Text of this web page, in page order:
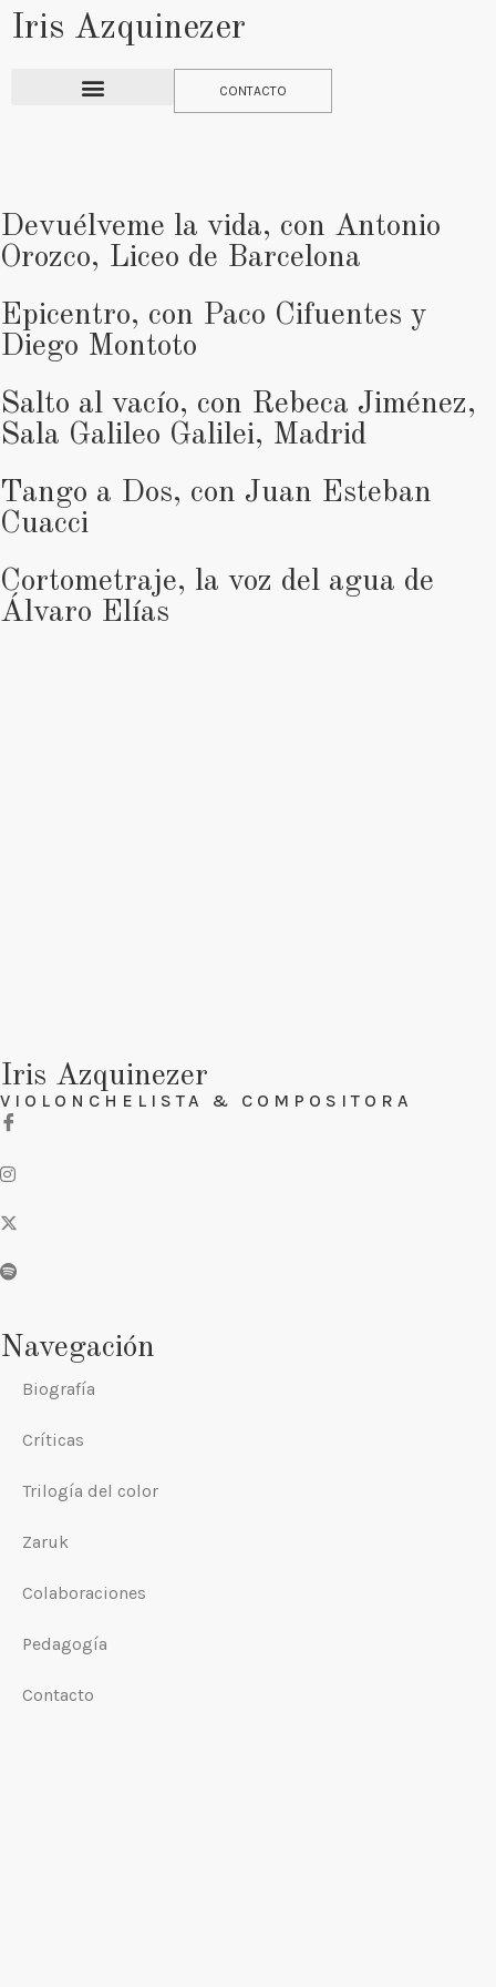
Iris Azquinezer
CONTACTO
Devuélveme la vida, con Antonio
Orozco, Liceo de Barcelona
Epicentro, con Paco Cifuentes y
Diego Montoto
Salto al vacío, con Rebeca Jiménez,
Sala Galileo Galilei, Madrid
Tango a Dos, con Juan Esteban
Cuacci
Cortometraje, la voz del agua de
Álvaro Elías
Iris Azquinezer
VIOLONCHELISTA & COMPOSITORA
Navegación
Biografía
Críticas
Trilogía del color
Zaruk
Colaboraciones
Pedagogía
Contacto